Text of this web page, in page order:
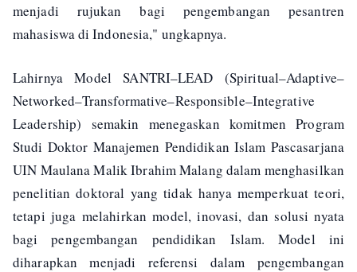
menjadi rujukan bagi pengembangan pesantren
mahasiswa di Indonesia," ungkapnya.
Lahirnya Model SANTRI–LEAD (Spiritual–Adaptive–
Networked–Transformative–Responsible–Integrative
Leadership) semakin menegaskan komitmen Program
Studi Doktor Manajemen Pendidikan Islam Pascasarjana
UIN Maulana Malik Ibrahim Malang dalam menghasilkan
penelitian doktoral yang tidak hanya memperkuat teori,
tetapi juga melahirkan model, inovasi, dan solusi nyata
bagi pengembangan pendidikan Islam. Model ini
diharapkan menjadi referensi dalam pengembangan